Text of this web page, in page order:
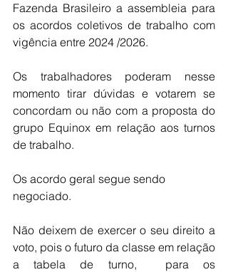
Fazenda Brasileiro a assembleia para
os acordos coletivos de trabalho com
vigência entre 2024 /2026.
Os trabalhadores poderam nesse
momento tirar dúvidas e votarem se
concordam ou não com a proposta do
grupo Equinox em relação aos turnos
de trabalho.
Os acordo geral segue sendo
negociado.
Não deixem de exercer o seu direito a
voto, pois o futuro da classe em relação
a tabela de turno,  para os